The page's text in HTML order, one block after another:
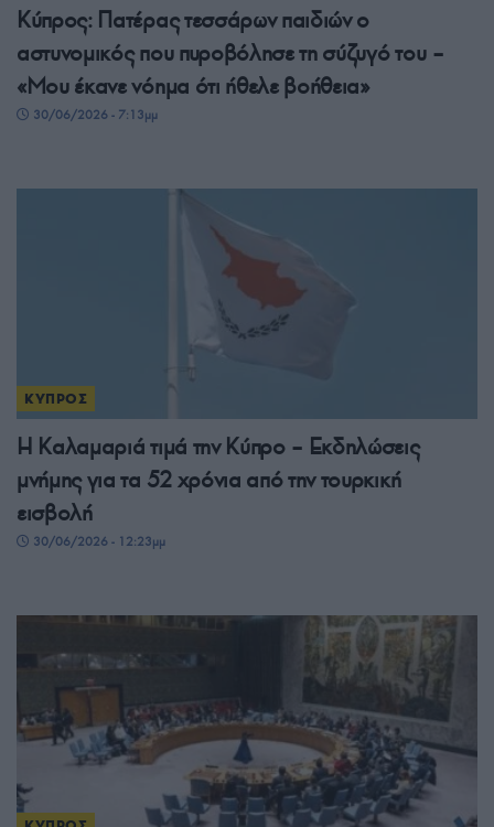
Κύπρος: Πατέρας τεσσάρων παιδιών ο
αστυνομικός που πυροβόλησε τη σύζυγό του –
«Μου έκανε νόημα ότι ήθελε βοήθεια»
30/06/2026 - 7:13μμ
ΚΥΠΡΟΣ
Η Καλαμαριά τιμά την Κύπρο – Εκδηλώσεις
μνήμης για τα 52 χρόνια από την τουρκική
εισβολή
30/06/2026 - 12:23μμ